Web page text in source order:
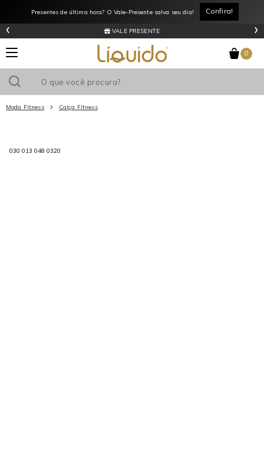
Presentes de última hora? O Vale-Presente salva seu dia! Confira!
VALE PRESENTE
‹ ›
0
Moda Fitness Calça Fitness
030 013 048 0320